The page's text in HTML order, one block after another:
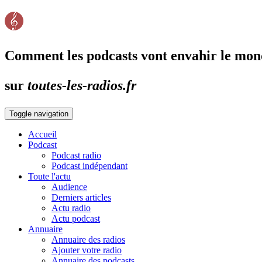
Comment les podcasts vont envahir le
sur toutes-les-radios.fr
Toggle navigation
Accueil
Podcast
Podcast radio
Podcast indépendant
Toute l'actu
Audience
Derniers articles
Actu radio
Actu podcast
Annuaire
Annuaire des radios
Ajouter votre radio